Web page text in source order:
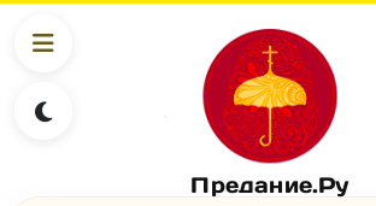
Предание.Ру